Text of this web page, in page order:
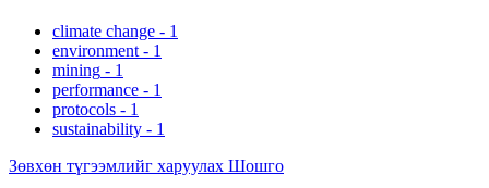
climate change - 1
environment - 1
mining - 1
performance - 1
protocols - 1
sustainability - 1
Зөвхөн түгээмлийг харуулах Шошго